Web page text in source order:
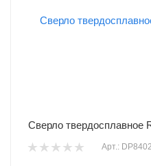
Сверло твердосплавное
Арт.: